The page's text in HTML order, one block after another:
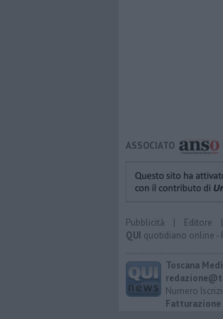
ASSOCIATO
Pubblicità | Editore
QUI quotidiano online -
Toscana
Numero
Fatturazione